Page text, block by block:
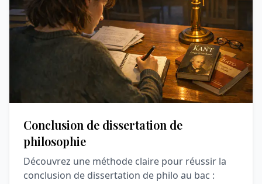
Conclusion de dissertation de
philosophie
Découvrez une méthode claire pour réussir la
conclusion de dissertation de philo au bac :